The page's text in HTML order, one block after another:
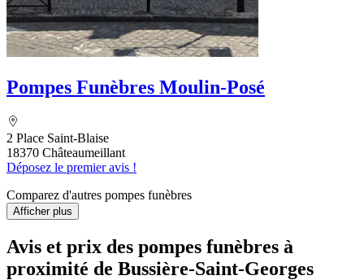
Pompes Funèbres Moulin-Posé
2 Place Saint-Blaise
18370 Châteaumeillant
Déposez le premier avis !
Comparez d'autres pompes funèbres
Afficher plus
Avis et prix des pompes funèbres à
proximité de Bussière-Saint-Georges